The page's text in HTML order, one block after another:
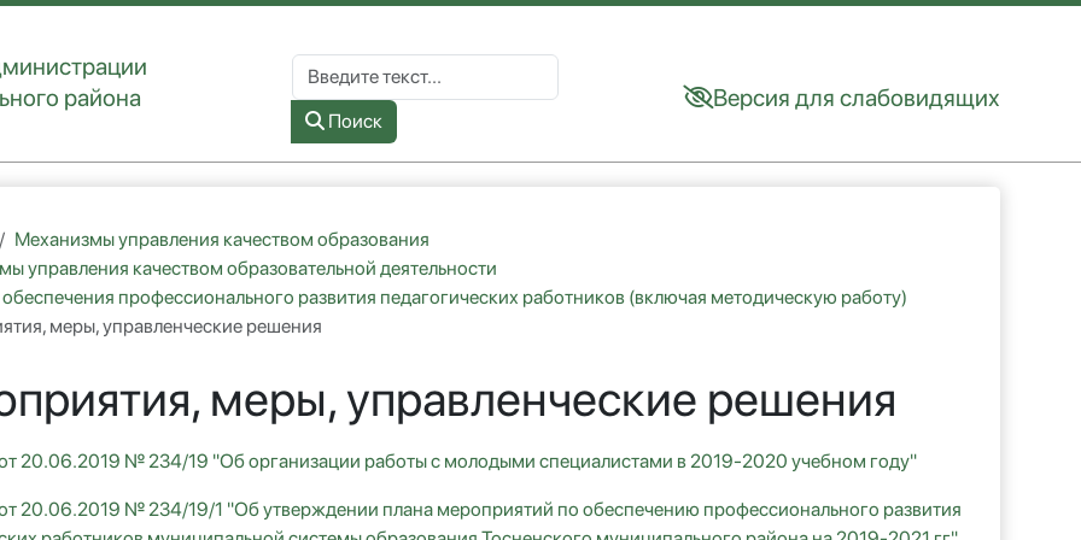
района
Поиск по сайту
Type 2 or more characters for results.
Поиск
Версия для слабовидящих
Механизмы управления качеством образования
управления качеством образовательной деятельности
профессионального развития педагогических работников (включая методическую работу)
меры, управленческие решения
меры, управленческие решения
20.06.2019 № 234/19 "Об организации работы с молодыми специалистами в 2019-2020 учебном году"
20.06.2019 № 234/19/1 "Об утверждении плана мероприятий по обеспечению профессионального развития